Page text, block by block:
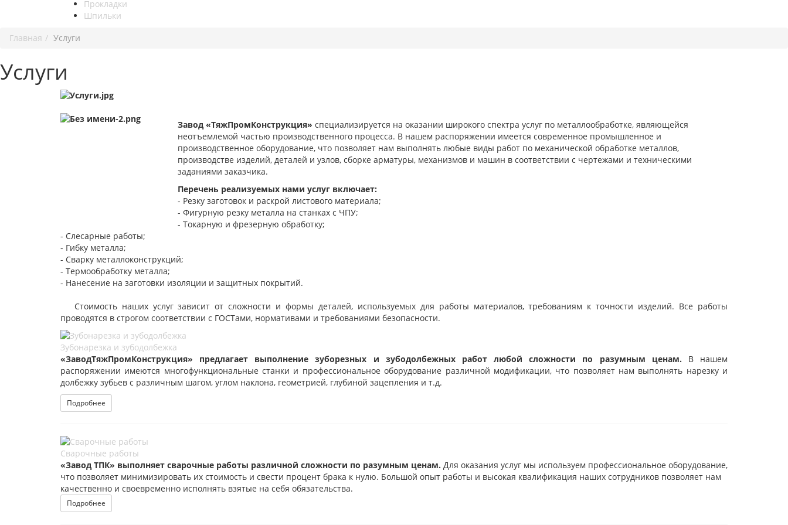
Прокладки
Шпильки
Главная
Услуги
Услуги
Завод «ТяжПромКонструкция» специализируется на оказании широкого спектра услуг по металлообработке, являющейся
неотъемлемой частью производственного процесса. В нашем распоряжении имеется современное промышленное и
производственное оборудование, что позволяет нам выполнять любые виды работ по механической обработке металлов,
производстве изделий, деталей и узлов, сборке арматуры, механизмов и машин в соответствии с чертежами и техническими
заданиями заказчика.
Перечень реализуемых нами услуг включает:
- Резку заготовок и раскрой листового материала;
- Фигурную резку металла на станках с ЧПУ;
- Токарную и фрезерную обработку;
- Слесарные работы;
- Гибку металла;
- Сварку металлоконструкций;
- Термообработку металла;
- Нанесение на заготовки изоляции и защитных покрытий.
Стоимость наших услуг зависит от сложности и формы деталей, используемых для работы материалов, требованиям к точности изделий. Все работы
проводятся в строгом соответствии с ГОСТами, нормативами и требованиями безопасности.
Зубонарезка и зубодолбежка
«ЗаводТяжПромКонструкция» предлагает выполнение зуборезных и зубодолбежных работ любой сложности по разумным ценам. В нашем
распоряжении имеются многофункциональные станки и профессиональное оборудование различной модификации, что позволяет нам выполнять нарезку и
долбежку зубьев с различным шагом, углом наклона, геометрией, глубиной зацепления и т.д.
Подробнее
Сварочные работы
«Завод ТПК» выполняет сварочные работы различной сложности по разумным ценам. Для оказания услуг мы используем профессиональное оборудование,
что позволяет минимизировать их стоимость и свести процент брака к нулю. Большой опыт работы и высокая квалификация наших сотрудников позволяет нам
качественно и своевременно исполнять взятые на себя обязательства.
Подробнее